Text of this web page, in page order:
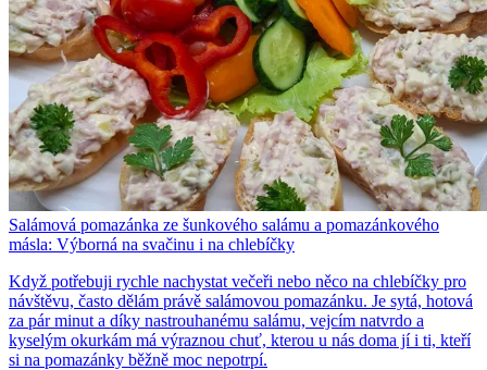
Salámová pomazánka ze šunkového salámu a pomazánkového
másla: Výborná na svačinu i na chlebíčky
Když potřebuji rychle nachystat večeři nebo něco na chlebíčky pro
návštěvu, často dělám právě salámovou pomazánku. Je sytá, hotová
za pár minut a díky nastrouhanému salámu, vejcím natvrdo a
kyselým okurkám má výraznou chuť, kterou u nás doma jí i ti, kteří
si na pomazánky běžně moc nepotrpí.